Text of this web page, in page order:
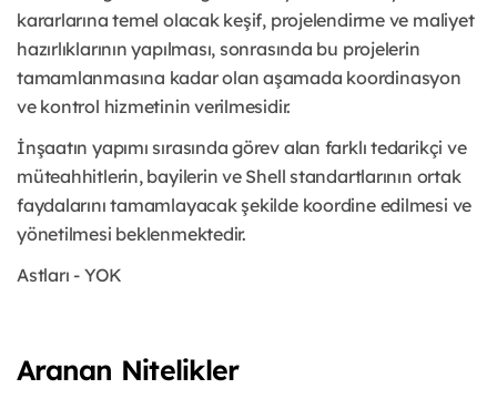
kararlarına temel olacak keşif, projelendirme ve maliyet
hazırlıklarının yapılması, sonrasında bu projelerin
tamamlanmasına kadar olan aşamada koordinasyon
ve kontrol hizmetinin verilmesidir.
İnşaatın yapımı sırasında görev alan farklı tedarikçi ve
müteahhitlerin, bayilerin ve Shell standartlarının ortak
faydalarını tamamlayacak şekilde koordine edilmesi ve
yönetilmesi beklenmektedir.
Astları - YOK
Aranan Nitelikler